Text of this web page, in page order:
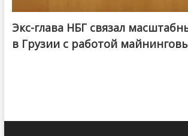
Экс-глава НБГ связал
в Грузии с работой